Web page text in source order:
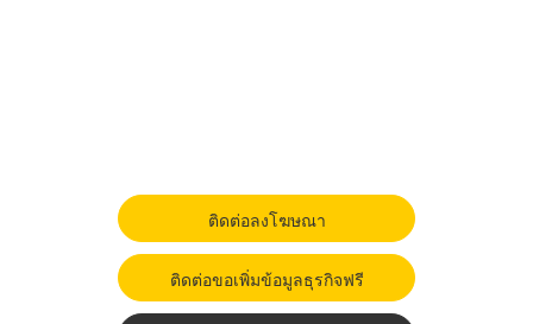
ติดต่อลงโฆษณา
ติดต่อขอเพิ่มข้อมูลธุรกิจฟรี